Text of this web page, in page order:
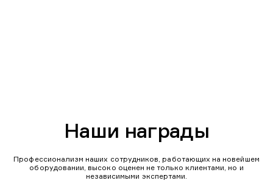
Наши награды
Профессионализм наших сотрудников, работающих на новейшем
оборудовании, высоко оценен не только клиентами, но и
независимыми экспертами.